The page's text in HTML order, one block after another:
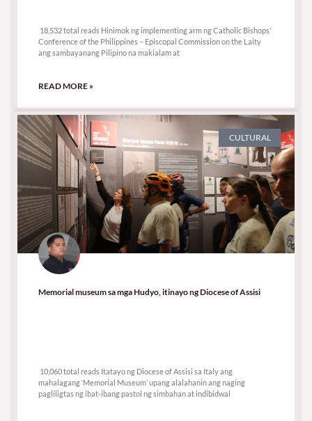
18,532 total reads Hinimok ng implementing arm ng Catholic Bishops’
Conference of the Philippines – Episcopal Commission on the Laity
ang sambayanang Pilipino na makialam at
READ MORE »
CULTURAL
Memorial museum sa mga Hudyo, itinayo ng Diocese of Assisi
10,060 total reads Itatayo ng Diocese of Assisi sa Italy ang
mahalagang ‘Memorial Museum’ upang alalahanin ang naging
pagliligtas ng ibat-ibang pastol ng simbahan at indibidwal